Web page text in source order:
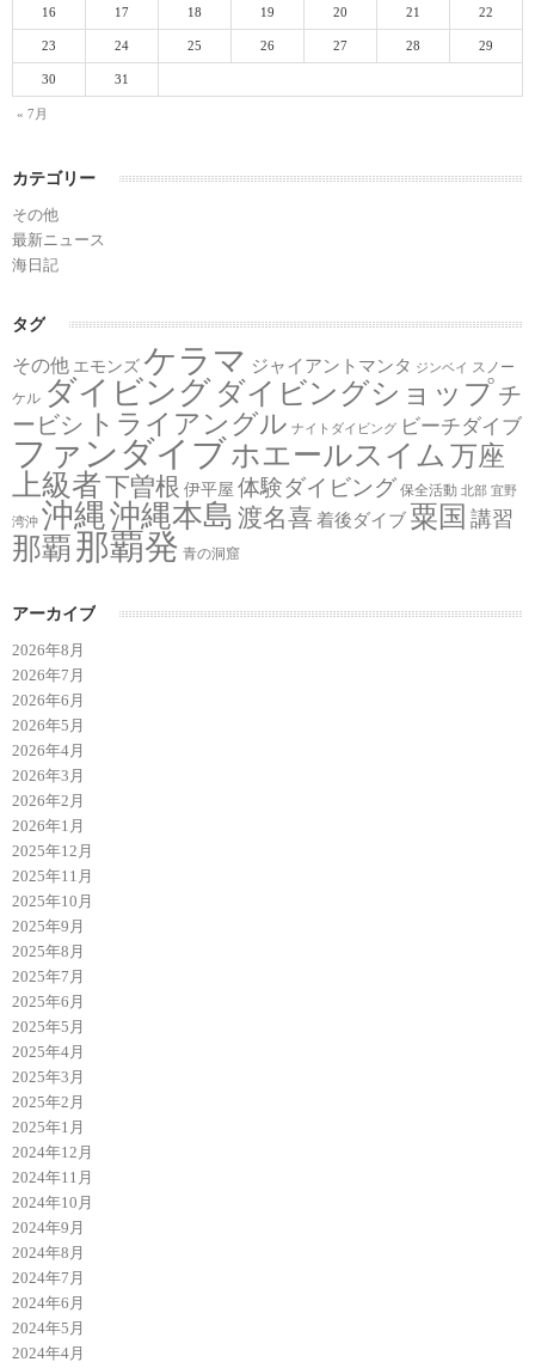
« 7月
16 17 18 19 20 21 22
23 24 25 26 27 28 29
30 31
カテゴリー
その他
最新ニュース
海日記
タグ
その他 エモンズ ケラマ ジャイアントマンタ ジンベイ スノー
ケル ダイビング ダイビングショップチ
ービシ トライアングル ナイトダイビング ビーチダイブ
ファンダイブホエールスイム 万座
上級者下曽根 伊平屋 体験ダイビング 保全活動 北部 宜野
湾沖 沖縄沖縄本島 渡名喜 着後ダイブ 粟国 講習
那覇 那覇発 青の洞窟
アーカイブ
2026年8月
2026年7月
2026年6月
2026年5月
2026年4月
2026年3月
2026年2月
2026年1月
2025年12月
2025年11月
2025年10月
2025年9月
2025年8月
2025年7月
2025年6月
2025年5月
2025年4月
2025年3月
2025年2月
2025年1月
2024年12月
2024年11月
2024年10月
2024年9月
2024年8月
2024年7月
2024年6月
2024年5月
2024年4月